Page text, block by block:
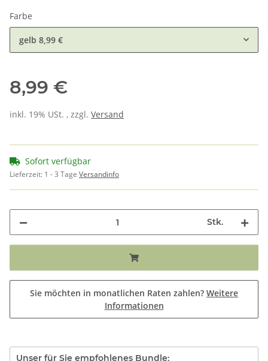
Farbe
gelb 8,99 €
8,99 €
inkl. 19% USt. , zzgl. Versand
Sofort verfügbar
Lieferzeit: 1 - 3 Tage Versandinfo
Stk.
Sie möchten in monatlichen Raten zahlen? Weitere
Informationen
Unser für Sie empfohlenes Bundle: